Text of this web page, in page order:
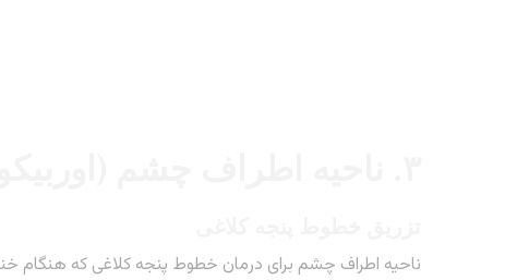
ناحیه اطراف چشم برای درمان خطوط پنجه کلاغی که هنگام